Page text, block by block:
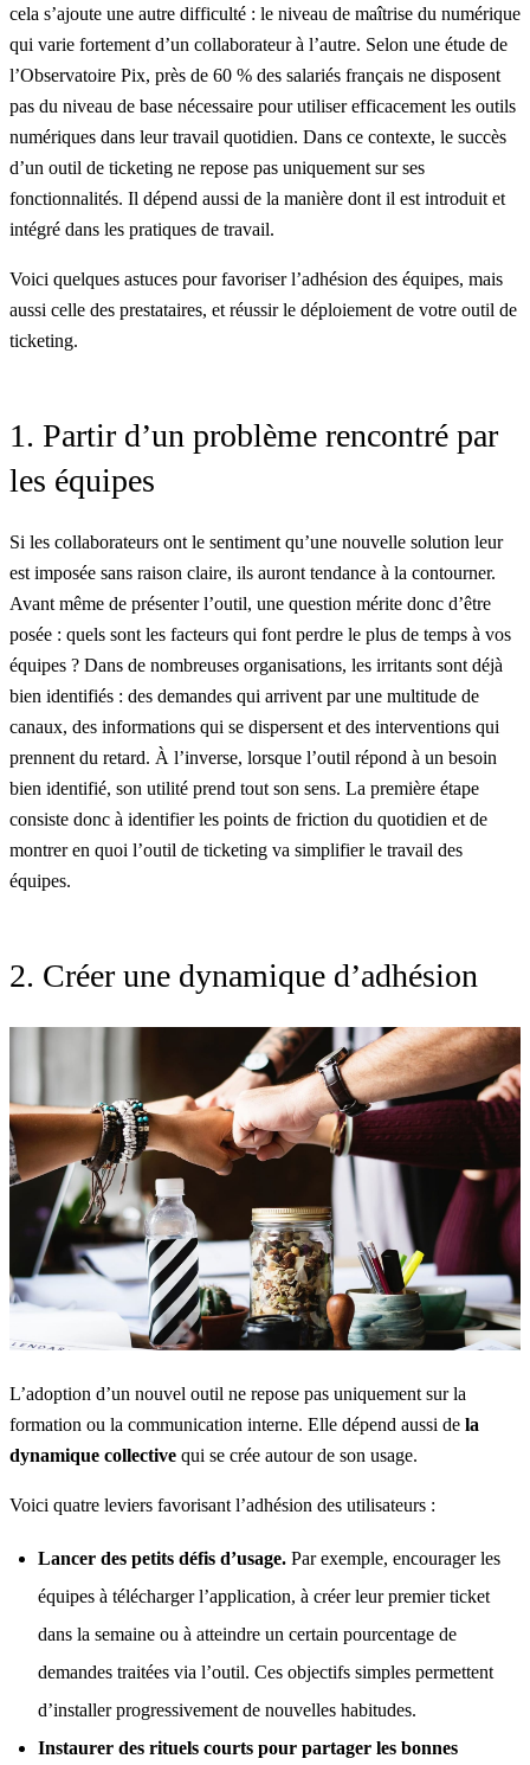
cela s’ajoute une autre difficulté : le niveau de maîtrise du numérique
qui varie fortement d’un collaborateur à l’autre. Selon une étude de
l’Observatoire Pix, près de 60 % des salariés français ne disposent
pas du niveau de base nécessaire pour utiliser efficacement les outils
numériques dans leur travail quotidien. Dans ce contexte, le succès
d’un outil de ticketing ne repose pas uniquement sur ses
fonctionnalités. Il dépend aussi de la manière dont il est introduit et
intégré dans les pratiques de travail.
Voici quelques astuces pour favoriser l’adhésion des équipes, mais
aussi celle des prestataires, et réussir le déploiement de votre outil de
ticketing.
1. Partir d’un problème rencontré par
les équipes
Si les collaborateurs ont le sentiment qu’une nouvelle solution leur
est imposée sans raison claire, ils auront tendance à la contourner.
Avant même de présenter l’outil, une question mérite donc d’être
posée : quels sont les facteurs qui font perdre le plus de temps à vos
équipes ? Dans de nombreuses organisations, les irritants sont déjà
bien identifiés : des demandes qui arrivent par une multitude de
canaux, des informations qui se dispersent et des interventions qui
prennent du retard. À l’inverse, lorsque l’outil répond à un besoin
bien identifié, son utilité prend tout son sens. La première étape
consiste donc à identifier les points de friction du quotidien et de
montrer en quoi l’outil de ticketing va simplifier le travail des
équipes.
2. Créer une dynamique d’adhésion
L’adoption d’un nouvel outil ne repose pas uniquement sur la
formation ou la communication interne. Elle dépend aussi de la
dynamique collective qui se crée autour de son usage.
Voici quatre leviers favorisant l’adhésion des utilisateurs :
Lancer des petits défis d’usage. Par exemple, encourager les
équipes à télécharger l’application, à créer leur premier ticket
dans la semaine ou à atteindre un certain pourcentage de
demandes traitées via l’outil. Ces objectifs simples permettent
d’installer progressivement de nouvelles habitudes.
Instaurer des rituels courts pour partager les bonnes